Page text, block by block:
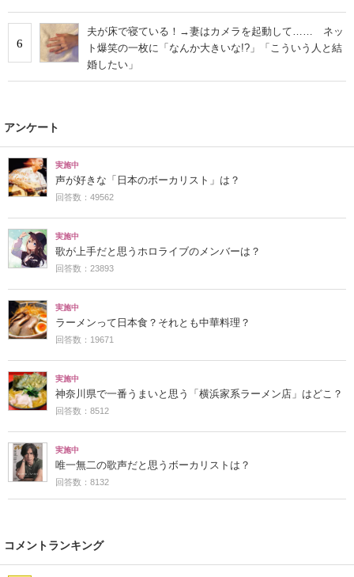
6
夫が床で寝ている！→妻はカメラを起動して…… ネッ
ト爆笑の一枚に「なんか大きいな!?」「こういう人と結
婚したい」
アンケート
実施中
声が好きな「日本のボーカリスト」は？
回答数：49562
実施中
歌が上手だと思うホロライブのメンバーは？
回答数：23893
実施中
ラーメンって日本食？それとも中華料理？
回答数：19671
実施中
神奈川県で一番うまいと思う「横浜家系ラーメン店」はどこ？
回答数：8512
実施中
唯一無二の歌声だと思うボーカリストは？
回答数：8132
コメントランキング